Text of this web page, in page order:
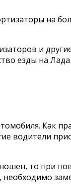
на
и
езды на
Как
водители
то при
необходимо